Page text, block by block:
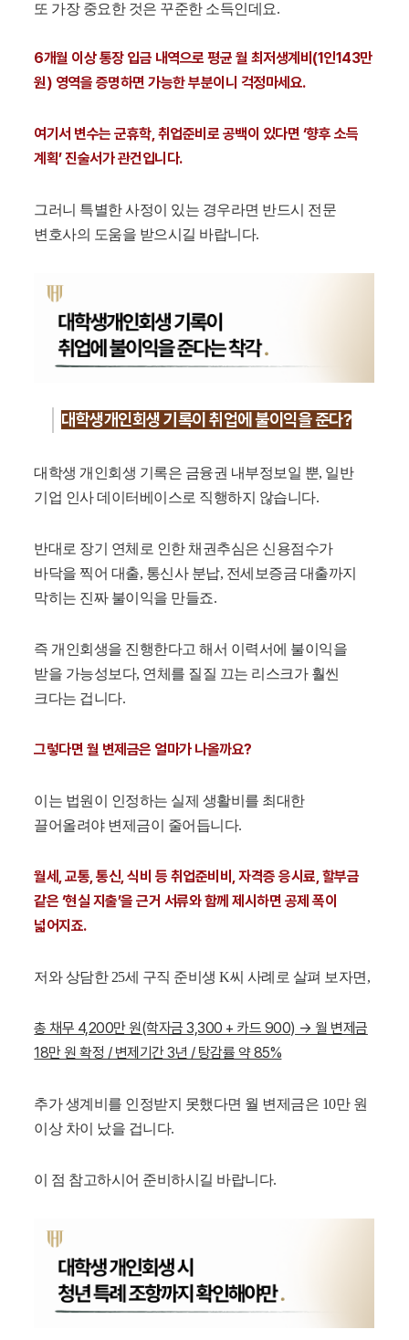
또 가장 중요한 것은 꾸준한 소득인데요.
6개월 이상 통장 입금 내역으로 평균 월 최저생계비(1인143만
원) 영역을 증명하면 가능한 부분이니 걱정마세요.
여기서 변수는 군휴학, 취업준비로 공백이 있다면 ‘향후 소득
계획’ 진술서가 관건입니다.
그러니 특별한 사정이 있는 경우라면 반드시 전문
변호사의 도움을 받으시길 바랍니다.
대학생개인회생 기록이 취업에 불이익을 준다?
대학생 개인회생 기록은 금융권 내부정보일 뿐, 일반
기업 인사 데이터베이스로 직행하지 않습니다.
반대로 장기 연체로 인한 채권추심은 신용점수가
바닥을 찍어 대출, 통신사 분납, 전세보증금 대출까지
막히는 진짜 불이익을 만들죠.
즉 개인회생을 진행한다고 해서 이력서에 불이익을
받을 가능성보다, 연체를 질질 끄는 리스크가 훨씬
크다는 겁니다.
그렇다면 월 변제금은 얼마가 나올까요?
이는 법원이 인정하는 실제 생활비를 최대한
끌어올려야 변제금이 줄어듭니다.
월세, 교통, 통신, 식비 등 취업준비비, 자격증 응시료, 할부금
같은 ‘현실 지출’을 근거 서류와 함께 제시하면 공제 폭이
넓어지죠.
저와 상담한 25세 구직 준비생 K씨 사례로 살펴 보자면,
총 채무 4,200만 원(학자금 3,300 + 카드 900) → 월 변제금
18만 원 확정 / 변제기간 3년 / 탕감률 약 85%
추가 생계비를 인정받지 못했다면 월 변제금은 10만 원
이상 차이 났을 겁니다.
이 점 참고하시어 준비하시길 바랍니다.